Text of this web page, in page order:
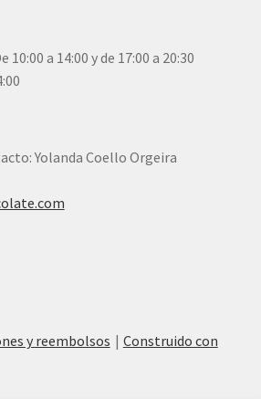
10:00 a 14:00 y de 17:00 a 20:30
Yolanda Coello Orgeira
y reembolsos
Construido con